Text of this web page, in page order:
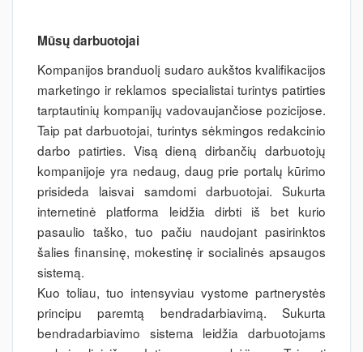
Mūsų darbuotojai
Kompanijos branduolį sudaro aukštos kvalifikacijos
marketingo ir reklamos specialistai turintys patirties
tarptautinių kompanijų vadovaujančiose pozicijose.
Taip pat darbuotojai, turintys sėkmingos redakcinio
darbo patirties. Visą dieną dirbančių darbuotojų
kompanijoje yra nedaug, daug prie portalų kūrimo
prisideda laisvai samdomi darbuotojai. Sukurta
internetinė platforma leidžia dirbti iš bet kurio
pasaulio taško, tuo pačiu naudojant pasirinktos
šalies finansinę, mokestinę ir socialinės apsaugos
sistemą.
Kuo toliau, tuo intensyviau vystome partnerystės
principu paremtą bendradarbiavimą. Sukurta
bendradarbiavimo sistema leidžia darbuotojams